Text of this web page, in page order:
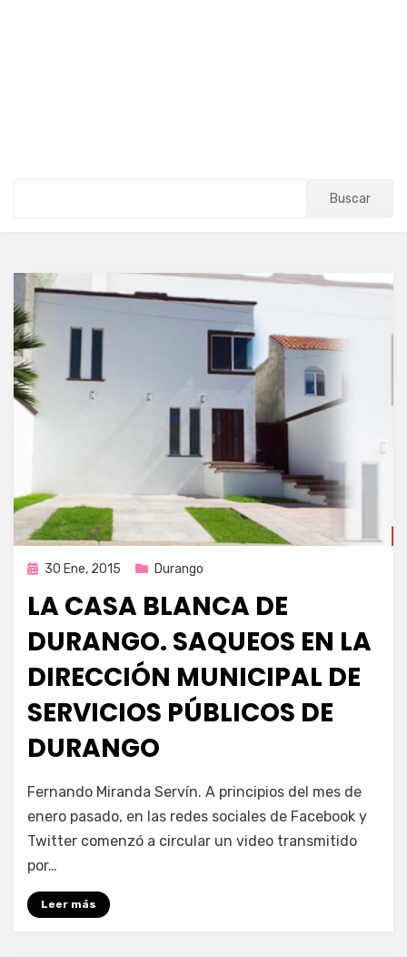
Buscar
Publicada
30 Ene, 2015 Durango
LA CASA BLANCA DE
DURANGO. SAQUEOS EN LA
DIRECCIÓN MUNICIPAL DE
SERVICIOS PÚBLICOS DE
DURANGO
Enrique
Fernando Miranda Servín. A principios del mes de
enero pasado, en las redes sociales de Facebook y
Twitter comenzó a circular un video transmitido
por…
Leer más